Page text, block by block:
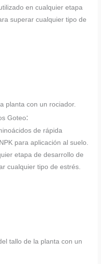
en cualquier etapa
superar cualquier tipo de
planta con un rociador.
Goteo:
de rápida
para aplicación al suelo.
etapa de desarrollo de
cualquier tipo de estrés.
tallo de la planta con un